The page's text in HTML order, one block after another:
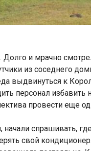
Долго и мрачно
из соседнего
выдвинуться к
персонал
провести еще
спрашивать,
свой